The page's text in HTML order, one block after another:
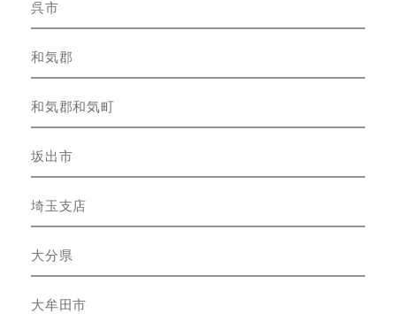
呉市
和気郡
和気郡和気町
坂出市
埼玉支店
大分県
大牟田市